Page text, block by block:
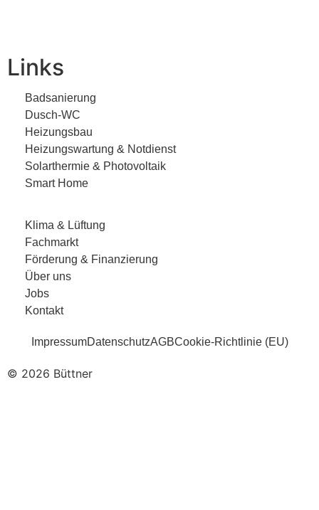
Links
Badsanierung
Dusch-WC
Heizungsbau
Heizungswartung & Notdienst
Solarthermie & Photovoltaik
Smart Home
Klima & Lüftung
Fachmarkt
Förderung & Finanzierung
Über uns
Jobs
Kontakt
ImpressumDatenschutzAGBCookie-Richtlinie (EU)
© 2026 Büttner